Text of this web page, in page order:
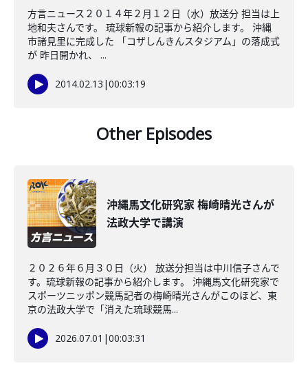
方言ニュース２０１４年２月１２日（水）放送分 担当は上
地和夫さんです。 琉球新報の記事から紹介します。 沖縄
市諸見里に完成した 「コザしんきんスタジアム」の落成式
が 昨日開かれ、 ...
2014.02.13 |00:03:19
Other Episodes
沖縄馬文化研究家 梅崎晴光さんが
法政大学で講演
２０２６年６月３０日（火） 放送分担当は中川信子さんで
す。琉球新報の記事から紹介します。 沖縄馬文化研究家で
スポーツニッポン競馬記者の梅崎晴光さんがこのほど、東
京の法政大学で「消えた琉球競馬...
2026.07.01 |00:03:31